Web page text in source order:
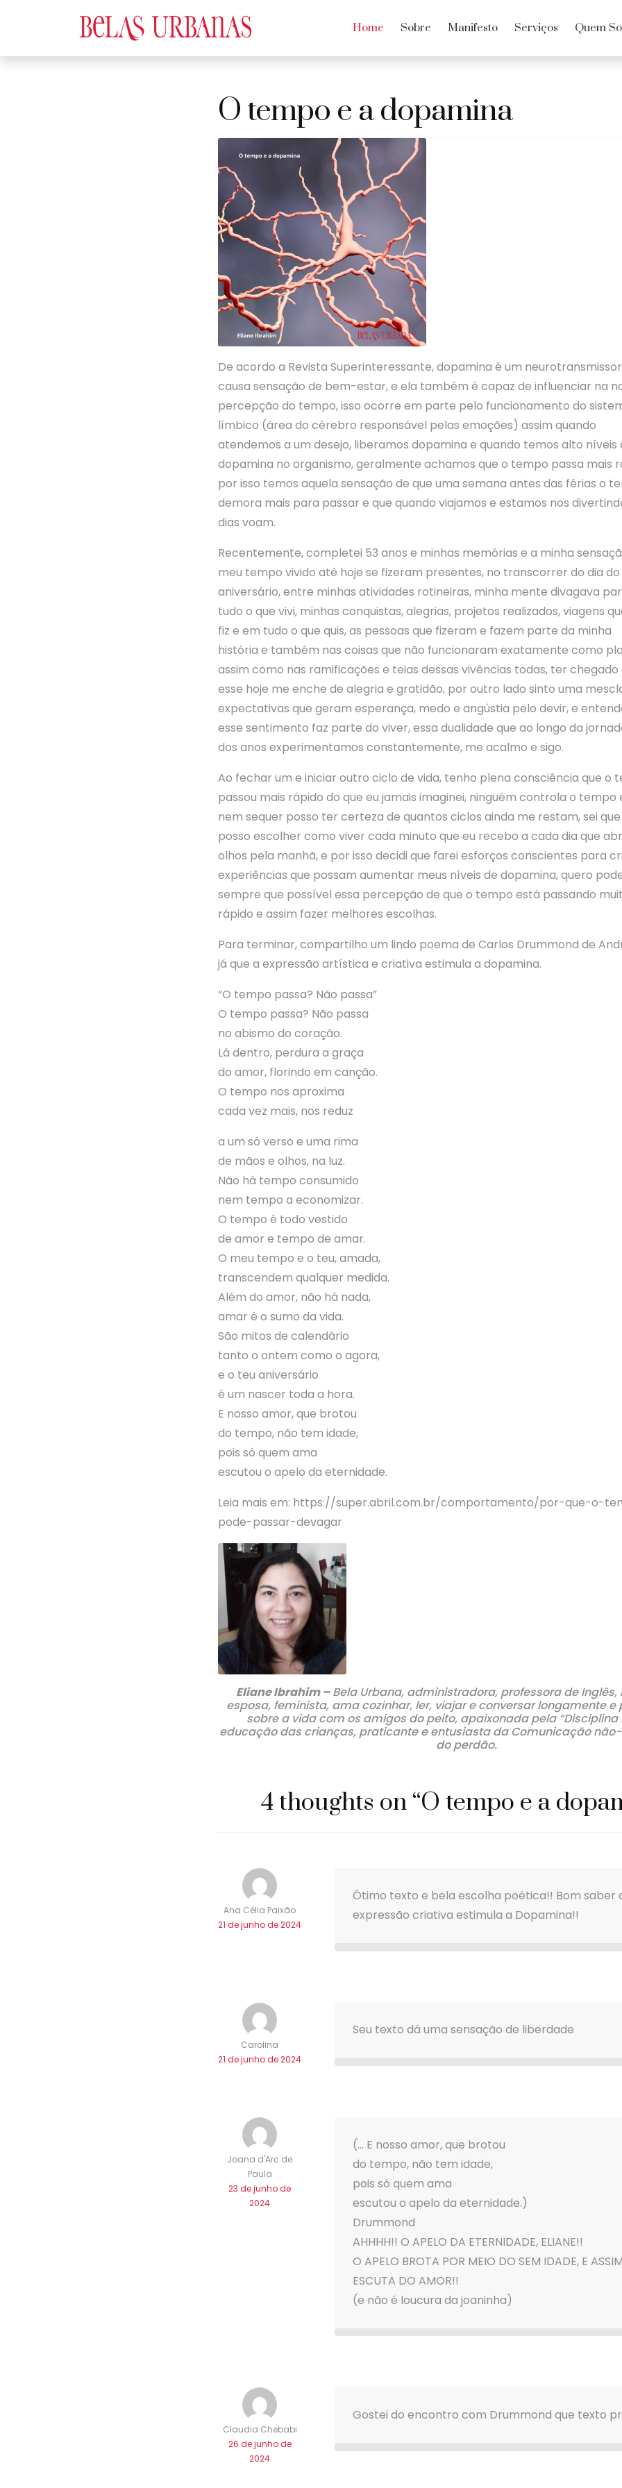
Home Sobre Manifesto Serviços Quem
O tempo e a dopamina
De acordo a Revista Superinteressante, dopamina é um
causa sensação de bem-estar, e ela também é capaz de influenciar na
percepção do tempo, isso ocorre em parte pelo funcionamento do
límbico (área do cérebro responsável pelas emoções) assim quando
atendemos a um desejo, liberamos dopamina e quando temos alto níveis
dopamina no organismo, geralmente achamos que o tempo passa mais
por isso temos aquela sensação de que uma semana antes das férias o
demora mais para passar e que quando viajamos e estamos nos
dias voam.
Recentemente, completei 53 anos e minhas memórias e a minha
meu tempo vivido até hoje se fizeram presentes, no transcorrer do dia
aniversário, entre minhas atividades rotineiras, minha mente divagava
tudo o que vivi, minhas conquistas, alegrias, projetos realizados, viagens
fiz e em tudo o que quis, as pessoas que fizeram e fazem parte da minha
história e também nas coisas que não funcionaram exatamente como
assim como nas ramificações e teias dessas vivências todas, ter chegado
esse hoje me enche de alegria e gratidão, por outro lado sinto uma
expectativas que geram esperança, medo e angústia pelo devir, e
esse sentimento faz parte do viver, essa dualidade que ao longo da
dos anos experimentamos constantemente, me acalmo e sigo.
Ao fechar um e iniciar outro ciclo de vida, tenho plena consciência que o
passou mais rápido do que eu jamais imaginei, ninguém controla o tempo
nem sequer posso ter certeza de quantos ciclos ainda me restam, sei que
posso escolher como viver cada minuto que eu recebo a cada dia que
olhos pela manhã, e por isso decidi que farei esforços conscientes para
experiências que possam aumentar meus níveis de dopamina, quero
sempre que possível essa percepção de que o tempo está passando
rápido e assim fazer melhores escolhas.
Para terminar, compartilho um lindo poema de Carlos Drummond de
já que a expressão artística e criativa estimula a dopamina.
“O tempo passa? Não passa”
O tempo passa? Não passa
no abismo do coração.
Lá dentro, perdura a graça
do amor, florindo em canção.
O tempo nos aproxima
cada vez mais, nos reduz
a um só verso e uma rima
de mãos e olhos, na luz.
Não há tempo consumido
nem tempo a economizar.
O tempo é todo vestido
de amor e tempo de amar.
O meu tempo e o teu, amada,
transcendem qualquer medida.
Além do amor, não há nada,
amar é o sumo da vida.
São mitos de calendário
tanto o ontem como o agora,
e o teu aniversário
é um nascer toda a hora.
E nosso amor, que brotou
do tempo, não tem idade,
pois só quem ama
escutou o apelo da eternidade.
Leia mais em: https://super.abril.com.br/comportamento/por-que-o-
pode-passar-devagar
Eliane Ibrahim –Bela Urbana, administradora, professora de Inglês,
esposa, feminista, ama cozinhar, ler, viajar e conversar longamente
sobre a vida com os amigos do peito, apaixonada pela “Disciplina
educação das crianças, praticante e entusiasta da Comunicação
do perdão.
4 thoughts on “O tempo e a
Ana Célia Paixão
21 de junho de 2024
Ótimo texto e bela escolha poética!! Bom saber
expressão criativa estimula a Dopamina!!
Carolina
21 de junho de 2024
Seu texto dá uma sensação de liberdade
Joana d'Arc de
Paula
23 de junho de
2024
(… E nosso amor, que brotou
do tempo, não tem idade,
pois só quem ama
escutou o apelo da eternidade.)
Drummond
AHHHH!! O APELO DA ETERNIDADE, ELIANE!!
O APELO BROTA POR MEIO DO SEM IDADE, E
ESCUTA DO AMOR!!
(e não é loucura da joaninha)
Claudia Chebabi
26 de junho de
2024
Gostei do encontro com Drummond que texto